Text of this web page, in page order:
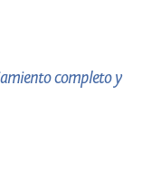
completo y